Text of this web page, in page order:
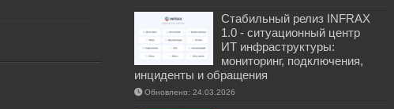
Стабильный релиз INFRAX
1.0 - ситуационный центр
ИТ инфраструктуры:
мониторинг, подключения,
инциденты и обращения
Обновлено: 24.03.2026